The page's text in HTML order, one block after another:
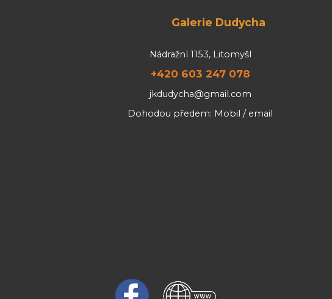
Galerie Dudycha
Nádražní 1153, Litomyšl
+420 603 247 078
jkdudycha@gmail.com
Dohodou předem: Mobil / email